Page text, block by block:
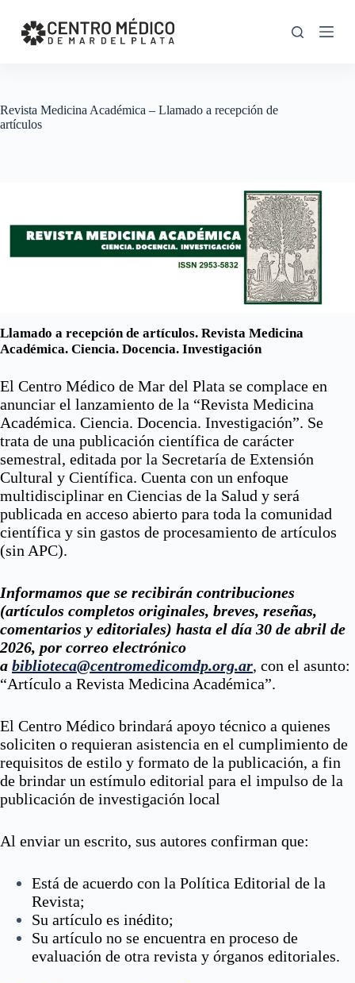
k
o
n
Revista Medicina Académica – Llamado a recepción de
artículos
Llamado a recepción de artículos. Revista Medicina
Académica. Ciencia. Docencia. Investigación
El Centro Médico de Mar del Plata se complace en
anunciar el lanzamiento de la “Revista Medicina
Académica. Ciencia. Docencia. Investigación”. Se
trata de una publicación científica de carácter
semestral, editada por la Secretaría de Extensión
Cultural y Científica. Cuenta con un enfoque
multidisciplinar en Ciencias de la Salud y será
publicada en acceso abierto para toda la comunidad
científica y sin gastos de procesamiento de artículos
(sin APC).
Informamos que se recibirán contribuciones
(artículos completos originales, breves, reseñas,
comentarios y editoriales) hasta el día 30 de abril de
2026, por correo electrónico
a biblioteca@centromedicomdp.org.ar, con el asunto:
“Artículo a Revista Medicina Académica”.
El Centro Médico brindará apoyo técnico a quienes
soliciten o requieran asistencia en el cumplimiento de
requisitos de estilo y formato de la publicación, a fin
de brindar un estímulo editorial para el impulso de la
publicación de investigación local
Al enviar un escrito, sus autores confirman que:
Está de acuerdo con la Política Editorial de la
Revista;
Su artículo es inédito;
Su artículo no se encuentra en proceso de
evaluación de otra revista y órganos editoriales.